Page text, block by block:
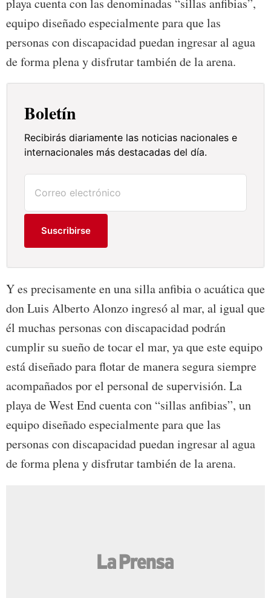
playa cuenta con las denominadas “sillas anfibias”,
equipo diseñado especialmente para que las
personas con discapacidad puedan ingresar al agua
de forma plena y disfrutar también de la arena.
Boletín
Recibirás diariamente las noticias nacionales e
internacionales más destacadas del día.
Suscribirse
Y es precisamente en una silla anfibia o acuática que
don Luis Alberto Alonzo ingresó al mar, al igual que
él muchas personas con discapacidad podrán
cumplir su sueño de tocar el mar, ya que este equipo
está diseñado para flotar de manera segura siempre
acompañados por el personal de supervisión. La
playa de West End cuenta con “sillas anfibias”, un
equipo diseñado especialmente para que las
personas con discapacidad puedan ingresar al agua
de forma plena y disfrutar también de la arena.